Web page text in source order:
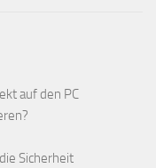
auf den PC
Sicherheit